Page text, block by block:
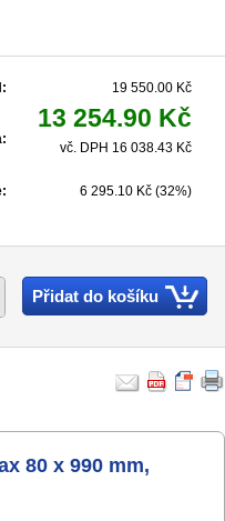
19 550.00 Kč
13 254.90 Kč
vč. DPH 16 038.43 Kč
6 295.10 Kč (32%)
Přidat do košíku
80 x 990 mm,